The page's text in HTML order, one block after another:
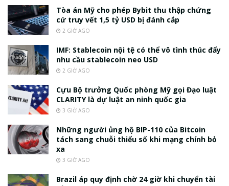
Tòa án Mỹ cho phép Bybit thu thập chứng
cứ truy vết 1,5 tỷ USD bị đánh cắp
2 GIỜ AGO
IMF: Stablecoin nội tệ có thể vô tình thúc đẩy
nhu cầu stablecoin neo USD
2 GIỜ AGO
Cựu Bộ trưởng Quốc phòng Mỹ gọi Đạo luật
CLARITY là dự luật an ninh quốc gia
3 GIỜ AGO
Những người ủng hộ BIP-110 của Bitcoin
tách sang chuỗi thiểu số khi mạng chính bỏ
xa
3 GIỜ AGO
Brazil áp quy định chờ 24 giờ khi chuyển tài